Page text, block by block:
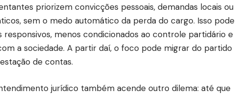
priorizem convicções pessoais, demandas locais ou
sem o medo automático da perda do cargo. Isso pode
responsivos, menos condicionados ao controle partidário e
a sociedade. A partir daí, o foco pode migrar do partido
de contas.
jurídico também acende outro dilema: até que